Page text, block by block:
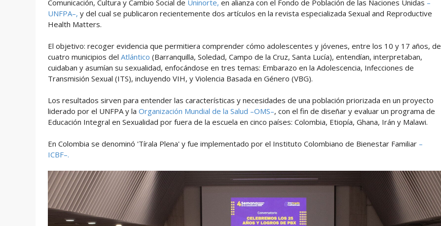
Comunicación, Cultura y Cambio Social de Uninorte, en alianza con el Fondo de Población de las Naciones Unidas –
UNFPA–, y del cual se publicaron recientemente dos artículos en la revista especializada Sexual and Reproductive
Health Matters.
El objetivo: recoger evidencia que permitiera comprender cómo adolescentes y jóvenes, entre los 10 y 17 años, de
cuatro municipios del Atlántico (Barranquilla, Soledad, Campo de la Cruz, Santa Lucía), entendían, interpretaban,
cuidaban y asumían su sexualidad, enfocándose en tres temas: Embarazo en la Adolescencia, Infecciones de
Transmisión Sexual (ITS), incluyendo VIH, y Violencia Basada en Género (VBG).
Los resultados sirven para entender las características y necesidades de una población priorizada en un proyecto
liderado por el UNFPA y la Organización Mundial de la Salud –OMS–, con el fin de diseñar y evaluar un programa de
Educación Integral en Sexualidad por fuera de la escuela en cinco países: Colombia, Etiopía, Ghana, Irán y Malawi.
En Colombia se denominó 'Tírala Plena' y fue implementado por el Instituto Colombiano de Bienestar Familiar –
ICBF–.